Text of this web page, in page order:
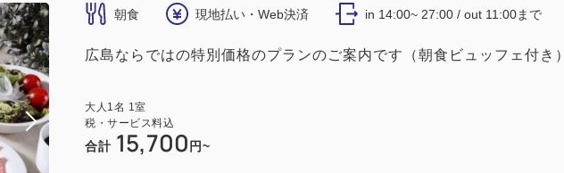
朝食 現地払い・Web決済 in 14:00~ 27:00 / out 11:00まで
広島ならではの特別価格のプランのご案内です（朝食ビュッフェ付き）
大人 1名 1室
税・サービス料込
合計 15,700 円~